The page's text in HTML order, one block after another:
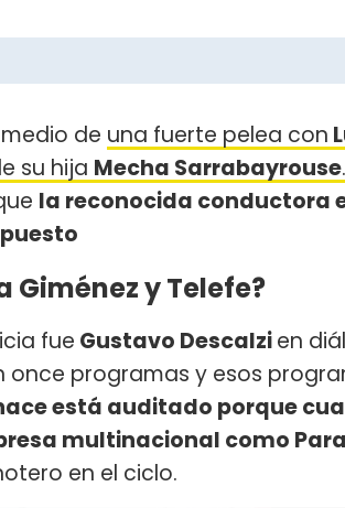
de una fuerte pelea con
su hija Mecha Sarrabayrouse.
la reconocida conductora
Giménez y Telefe?
fue Gustavo Descalzien
once programas y esos
está auditado porque
multinacional como
en el ciclo.